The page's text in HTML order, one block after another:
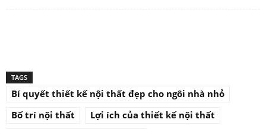
TAGS
Bí quyết thiết kế nội thất đẹp cho ngôi nhà nhỏ
Bố trí nội thất
Lợi ích của thiết kế nội thất